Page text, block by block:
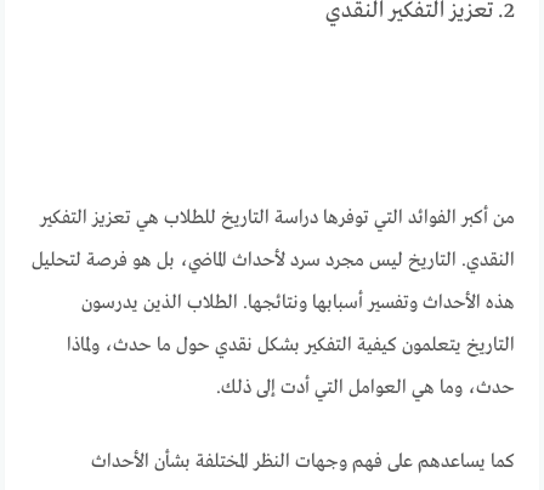
2. تعزيز التفكير النقدي
من أكبر الفوائد التي توفرها دراسة التاريخ للطلاب هي تعزيز التفكير
النقدي. التاريخ ليس مجرد سرد لأحداث الماضي، بل هو فرصة لتحليل
هذه الأحداث وتفسير أسبابها ونتائجها. الطلاب الذين يدرسون
التاريخ يتعلمون كيفية التفكير بشكل نقدي حول ما حدث، ولماذا
حدث، وما هي العوامل التي أدت إلى ذلك.
كما يساعدهم على فهم وجهات النظر المختلفة بشأن الأحداث